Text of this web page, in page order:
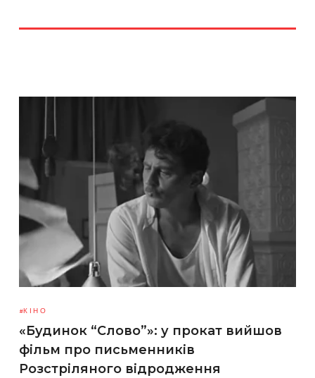
КІНО
«Будинок “Слово”»: у прокат вийшов
фільм про письменників
Розстріляного відродження